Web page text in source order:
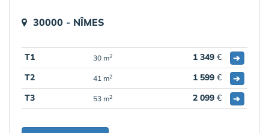
30000 - NÎMES
T1 30 m2 1 349 €
➔
T2
41 m2 1 599 €
➔
T3
53 m2 2 099 € ➔